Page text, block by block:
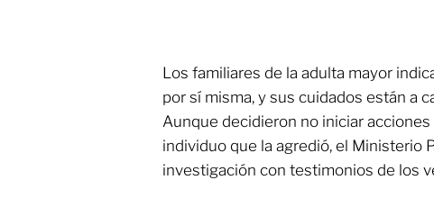
Los familiares de la adulta mayor
por sí misma, y sus cuidados están a
Aunque decidieron no iniciar
individuo que la agredió, el Ministerio
investigación con testimonios de los